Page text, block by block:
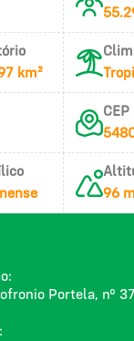
km²
CEP
96
Portela, nº